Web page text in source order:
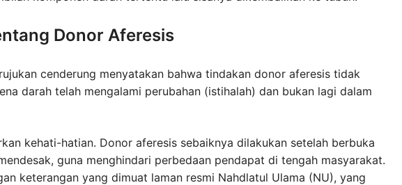
Donor Aferesis
cenderung menyatakan bahwa tindakan donor aferesis tidak
darah telah mengalami perubahan (istihalah) dan bukan lagi dalam
kehati-hatian. Donor aferesis sebaiknya dilakukan setelah berbuka
guna menghindari perbedaan pendapat di tengah masyarakat.
keterangan yang dimuat laman resmi Nahdlatul Ulama (NU), yang